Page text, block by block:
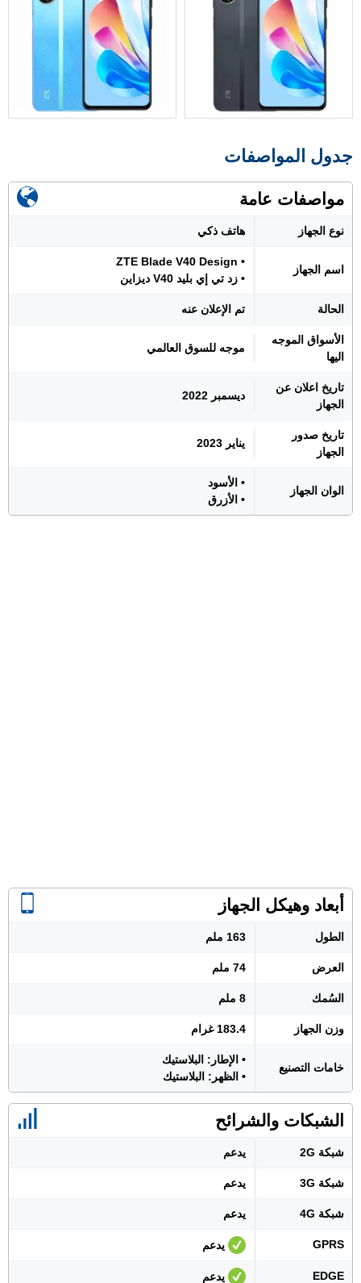
جدول المواصفات
مواصفات عامة
نوع الجهاز هاتف ذكي
اسم الجهاز
• ZTE Blade V40 Design
• زد تي إي بليد V40 ديزاين
الحالة تم الإعلان عنه
الأسواق الموجه
اليها
موجه للسوق العالمي
تاريخ اعلان عن
الجهاز
ديسمبر 2022
تاريخ صدور
الجهاز
يناير 2023
الوان الجهاز
• الأسود
• الأزرق
أبعاد وهيكل الجهاز
الطول 163 ملم
العرض 74 ملم
السُمك 8 ملم
وزن الجهاز 183.4 غرام
خامات التصنيع
• الإطار: البلاستيك
• الظهر: البلاستيك
الشبكات والشرائح
شبكة 2G يدعم
شبكة 3G يدعم
شبكة 4G يدعم
GPRS يدعم
EDGE يدعم